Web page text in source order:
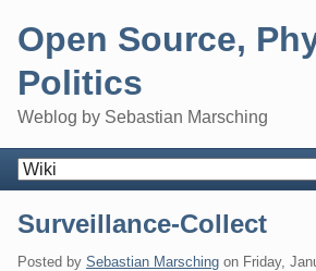
content
Open Source,
Politics
Weblog by Sebastian Marsching
Navigation
Surveillance-Collect
Posted by Sebastian Marsching on Friday,